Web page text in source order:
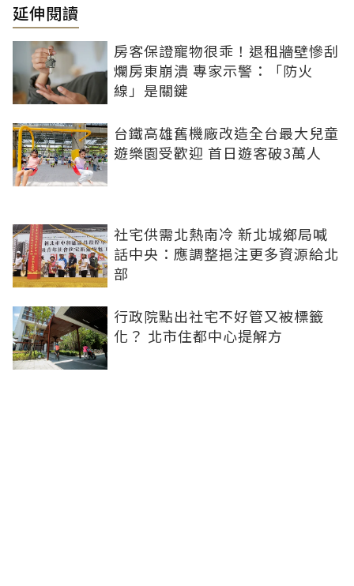
延伸閱讀
房客保證寵物很乖！退租牆壁慘刮
爛房東崩潰 專家示警：「防火
線」是關鍵
台鐵高雄舊機廠改造全台最大兒童
遊樂園受歡迎 首日遊客破3萬人
社宅供需北熱南冷 新北城鄉局喊
話中央：應調整挹注更多資源給北
部
行政院點出社宅不好管又被標籤
化？ 北市住都中心提解方